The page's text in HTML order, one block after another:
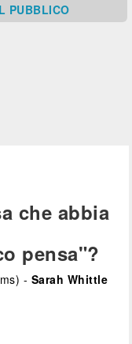
PUBBLICO
che abbia
pensa"?
- Sarah Whittle